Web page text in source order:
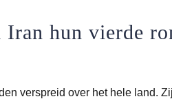
Iran hun vierde
verspreid over het hele land.